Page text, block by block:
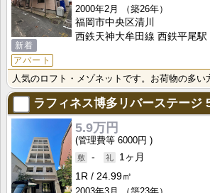
新着
アパート
2000年2月
（築26年）
福岡市中央区清川
西鉄天神大牟田線 西鉄平尾駅
ラフィネス博多リバーステージ
5.9万円
6000円
-
1ヶ月
1R
24.99㎡